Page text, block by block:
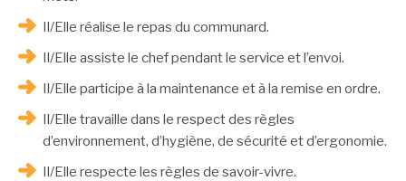
Il/Elle réalise le repas du communard.
Il/Elle assiste le chef pendant le service et l’envoi.
Il/Elle participe à la maintenance et à la remise en ordre.
Il/Elle travaille dans le respect des règles
d’environnement, d’hygiène, de sécurité et d’ergonomie.
Il/Elle respecte les règles de savoir-vivre.